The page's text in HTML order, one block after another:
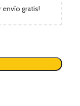
envío gratis!